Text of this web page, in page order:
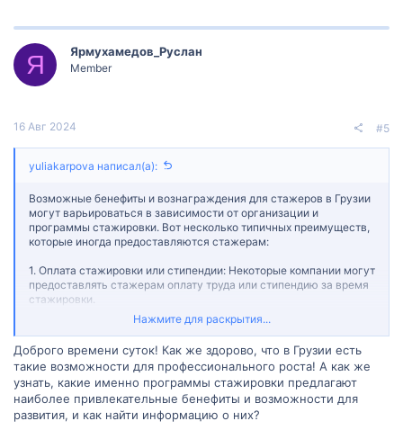
Я Ярмухамедов_Руслан
Member
16 Авг 2024 #5
yuliakarpova написал(а):
Возможные бенефиты и вознаграждения для стажеров в Грузии
могут варьироваться в зависимости от организации и
программы стажировки. Вот несколько типичных преимуществ,
которые иногда предоставляются стажерам:
1. Оплата стажировки или стипендии: Некоторые компании могут
предоставлять стажерам оплату труда или стипендию за время
стажировки.
2. Возмещение расходов: Некоторые программы могут
стажера.
3. Медицинская страховка: Некоторые организации
предоставляют медицинскую страховку своим стажерам на
время стажировки.
Нажмите для раскрытия...
Доброго времени суток! Как же здорово, что в Грузии есть
такие возможности для профессионального роста! А как же
узнать, какие именно программы стажировки предлагают
наиболее привлекательные бенефиты и возможности для
развития, и как найти информацию о них?